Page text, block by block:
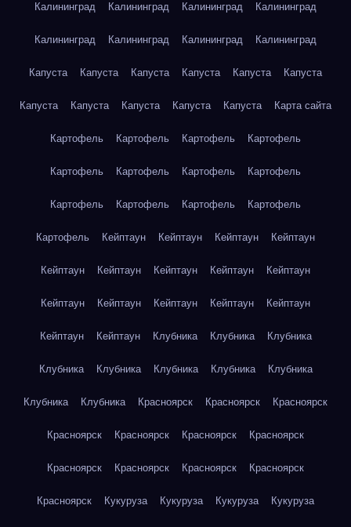
Калининград Калининград Калининград Калининград
Калининград Калининград Калининград Калининград
Капуста Капуста Капуста Капуста Капуста Капуста
Капуста Капуста Капуста Капуста Капуста Карта сайта
Картофель Картофель Картофель Картофель
Картофель Картофель Картофель Картофель
Картофель Картофель Картофель Картофель
Картофель Кейптаун Кейптаун Кейптаун Кейптаун
Кейптаун Кейптаун Кейптаун Кейптаун Кейптаун
Кейптаун Кейптаун Кейптаун Кейптаун Кейптаун
Кейптаун Кейптаун Клубника Клубника Клубника
Клубника Клубника Клубника Клубника Клубника
Клубника Клубника Красноярск Красноярск Красноярск
Красноярск Красноярск Красноярск Красноярск
Красноярск Красноярск Красноярск Красноярск
Красноярск Кукуруза Кукуруза Кукуруза Кукуруза